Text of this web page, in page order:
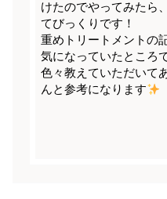
けたのでやってみたら
てびっくりです！
重めトリートメントの
気になっていたところ
色々教えていただいて
んと参考になります